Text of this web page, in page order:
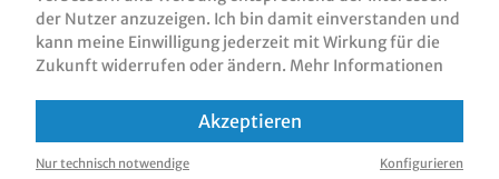
KUNDEN, DIE DIESES PRODUKT GEKAUFT
der Nutzer anzuzeigen. Ich bin damit einverstanden und
kann meine Einwilligung jederzeit mit Wirkung für die
Zukunft widerrufen oder ändern. Mehr Informationen
Akzeptieren
Nur technisch notwendige Konfigurieren